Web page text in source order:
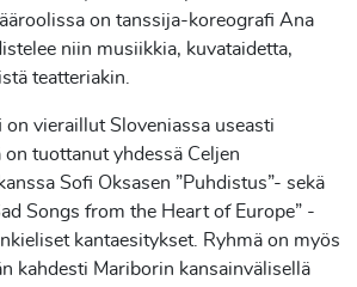
on tanssija-koreografi Ana
niin musiikkia, kuvataidetta,
teatteriakin.
vieraillut Sloveniassa useasti
tuottanut yhdessä Celjen
Sofi Oksasen ”Puhdistus”- sekä
Songs from the Heart of Europe” -
kantaesitykset. Ryhmä on myös
kahdesti Mariborin kansainvälisellä